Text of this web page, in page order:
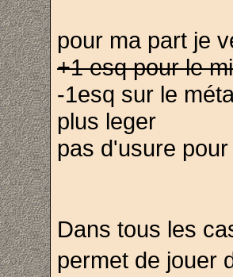
pour ma part je
+1 esq pour le
-1esq sur le
plus leger
pas d'usure
Dans tous les
permet de jouer